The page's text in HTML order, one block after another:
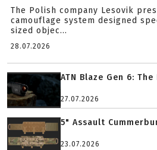
The Polish company Lesovik
camouflage system designed
sized objec...
28.07.2026
ATN Blaze Gen 6:
27.07.2026
5" Assault
23.07.2026